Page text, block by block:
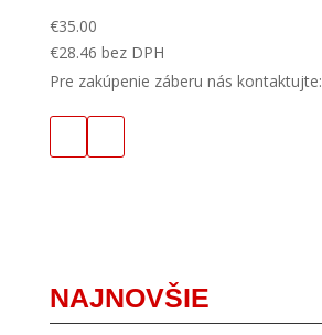
€35.00
€28.46 bez DPH
Pre zakúpenie záberu nás kontaktujte:
NAJNOVŠIE